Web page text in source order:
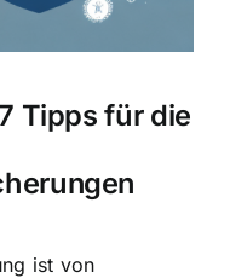
Tipps für die
ist von